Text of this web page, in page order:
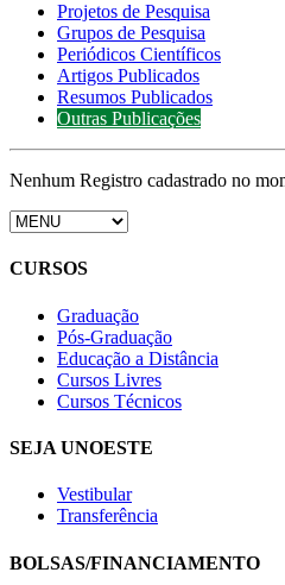
Projetos de Pesquisa
Grupos de Pesquisa
Periódicos Científicos
Artigos Publicados
Resumos Publicados
Outras Publicações
Nenhum Registro cadastrado no
CURSOS
Graduação
Pós-Graduação
Educação a Distância
Cursos Livres
Cursos Técnicos
SEJA UNOESTE
Vestibular
Transferência
BOLSAS/FINANCIAMENTO